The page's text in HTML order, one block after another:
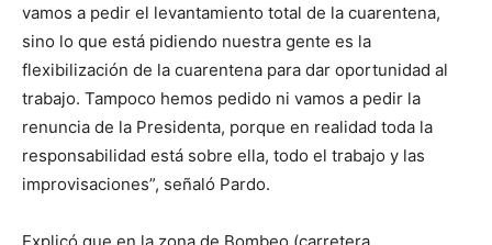
vamos a pedir el levantamiento total de la cuarentena,
sino lo que está pidiendo nuestra gente es la
flexibilización de la cuarentena para dar oportunidad al
trabajo. Tampoco hemos pedido ni vamos a pedir la
renuncia de la Presidenta, porque en realidad toda la
responsabilidad está sobre ella, todo el trabajo y las
improvisaciones”, señaló Pardo.